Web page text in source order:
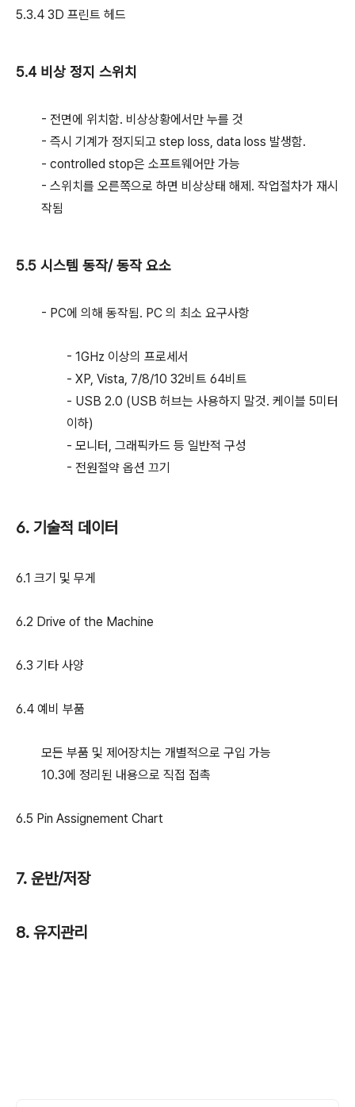
5.3.4 3D 프린트 헤드
5.4 비상 정지 스위치
- 전면에 위치함. 비상상황에서만 누를 것
- 즉시 기계가 정지되고 step loss, data loss 발생함.
- controlled stop은 소프트웨어만 가능
- 스위치를 오른쪽으로 하면 비상상태 해제. 작업절차가 재시
작됨
5.5 시스템 동작/ 동작 요소
- PC에 의해 동작됨. PC 의 최소 요구사항
- 1GHz 이상의 프로세서
- XP, Vista, 7/8/10 32비트 64비트
- USB 2.0 (USB 허브는 사용하지 말것. 케이블 5미터
이하)
- 모니터, 그래픽카드 등 일반적 구성
- 전원절약 옵션 끄기
6. 기술적 데이터
6.1 크기 및 무게
6.2 Drive of the Machine
6.3 기타 사양
6.4 예비 부품
모든 부품 및 제어장치는 개별적으로 구입 가능
10.3에 정리된 내용으로 직접 접촉
6.5 Pin Assignement Chart
7. 운반/저장
8. 유지관리